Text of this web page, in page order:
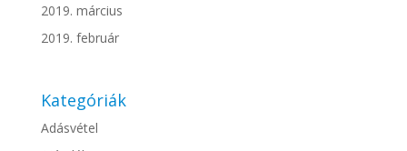
2019. március
2019. február
Kategóriák
Adásvétel